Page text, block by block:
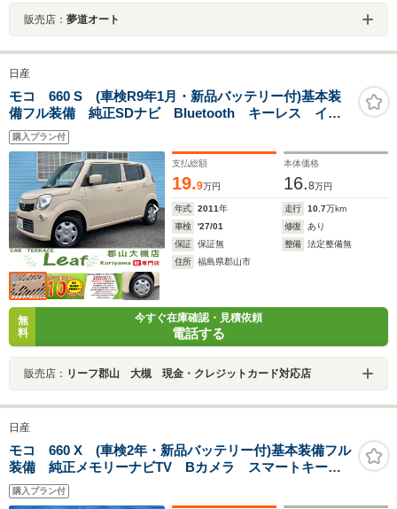
販売店： 夢道オート
日産
モコ 660 S (車検R9年1月・新品バッテリー付)基本装
備フル装備 純正SDナビ Bluetooth キーレス イン
パネCVT 電格ミラー ABS 13インチホイールスタ
ッドレスタイヤ装着済
購入プラン付
支払総額
19.9万円
本体価格
16.8万円
年式 2011年 走行 10.7万km
車検
'27/01 修復
あり
保証
保証無 整備
法定整備無
住所
福島県郡山市
無
料
今すぐ在庫確認・見積依頼
電話する
販売店： リーフ郡山 大槻 現金・クレジットカード対応店
日産
モコ 660 X (車検2年・新品バッテリー付)基本装備フル
装備 純正メモリーナビTV Bカメラ スマートキー
プッシュスタート 電格ミラー インパネCVT ABS
タイミングチェーンエンジン
購入プラン付